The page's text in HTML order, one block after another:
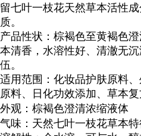
留七叶一枝花天然草本活性
质。
产品性状 ：棕褐色至黄褐色
本清香， 水溶性好、清澈无
伍。
适用范围 ：化妆品护肤原料
原料、日化功效添加、草本复
外观：棕褐色澄清浓缩液体
气味：天然七叶一枝花草本